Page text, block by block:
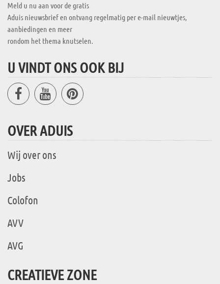
Meld u nu aan voor de gratis
Aduis nieuwsbrief en ontvang regelmatig per e-mail nieuwtjes,
aanbiedingen en meer
rondom het thema knutselen.
U VINDT ONS OOK BIJ
OVER ADUIS
Wij over ons
Jobs
Colofon
AVV
AVG
CREATIEVE ZONE